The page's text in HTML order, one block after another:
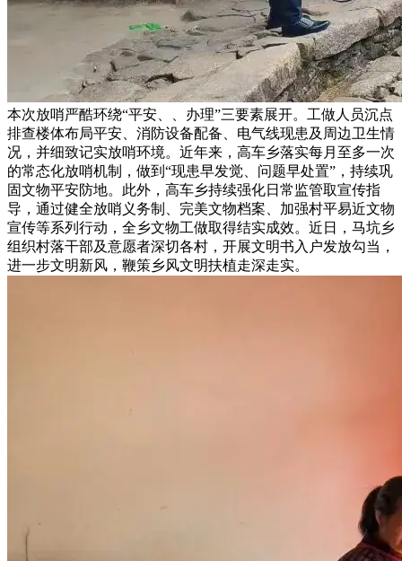
本次放哨严酷环绕“平安、、办理”三要素展开。工做人员沉点
排查楼体布局平安、消防设备配备、电气线现患及周边卫生情
况，并细致记实放哨环境。近年来，高车乡落实每月至多一次
的常态化放哨机制，做到“现患早发觉、问题早处置”，持续巩
固文物平安防地。此外，高车乡持续强化日常监管取宣传指
导，通过健全放哨义务制、完美文物档案、加强村平易近文物
宣传等系列行动，全乡文物工做取得结实成效。近日，马坑乡
组织村落干部及意愿者深切各村，开展文明书入户发放勾当，
进一步文明新风，鞭策乡风文明扶植走深走实。